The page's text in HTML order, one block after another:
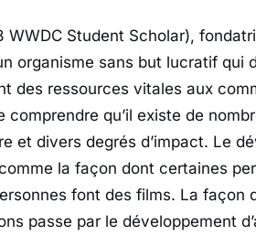
WWDC Student Scholar),
organisme sans but lucratif qui
des ressources vitales aux
comprendre qu’il existe de
et divers degrés d’impact. Le
la façon dont certaines
font des films. La façon
passe par le développement